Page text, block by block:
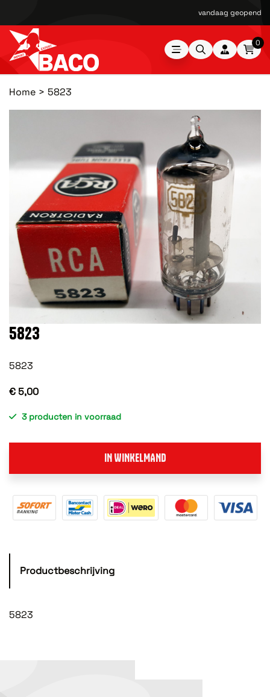
vandaag geopend
0
Home 5823
5823
5823
€ 5,00
3 producten in voorraad
IN WINKELMAND
Productbeschrijving
5823